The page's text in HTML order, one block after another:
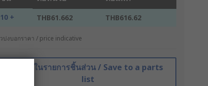
10 + THB61.662 THB616.62
บ่งบอกราคา / price indicative
บันทึกในรายการชิ้นส่วน / Save to a parts
list